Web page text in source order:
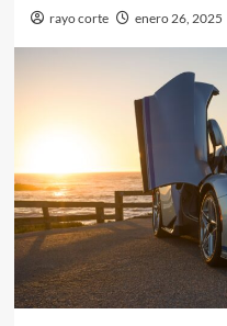
rayo corte enero 26, 2025